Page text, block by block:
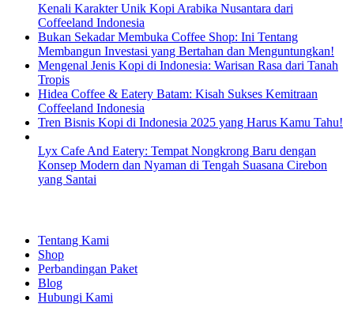
Kenali Karakter Unik Kopi Arabika Nusantara dari
Coffeeland Indonesia
Bukan Sekadar Membuka Coffee Shop: Ini Tentang
Membangun Investasi yang Bertahan dan Menguntungkan!
Mengenal Jenis Kopi di Indonesia: Warisan Rasa dari Tanah
Tropis
Hidea Coffee & Eatery Batam: Kisah Sukses Kemitraan
Coffeeland Indonesia
Tren Bisnis Kopi di Indonesia 2025 yang Harus Kamu Tahu!
Lyx Cafe And Eatery: Tempat Nongkrong Baru dengan
Konsep Modern dan Nyaman di Tengah Suasana Cirebon
yang Santai
Tentang Kami
Shop
Perbandingan Paket
Blog
Hubungi Kami